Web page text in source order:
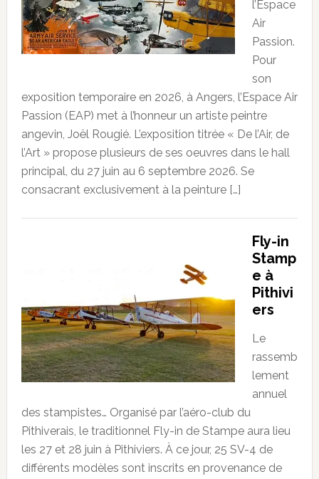
l’Espace
Air
Passion.
Pour
son
exposition temporaire en 2026, à Angers, l’Espace Air
Passion (EAP) met à l’honneur un artiste peintre
angevin, Joël Rougié. L’exposition titrée « De l’Air, de
l’Art » propose plusieurs de ses oeuvres dans le hall
principal, du 27 juin au 6 septembre 2026. Se
consacrant exclusivement à la peinture […]
Fly-in
Stamp
e à
Pithivi
ers
Le
rassemb
lement
annuel
des stampistes… Organisé par l’aéro-club du
Pithiverais, le traditionnel Fly-in de Stampe aura lieu
les 27 et 28 juin à Pithiviers. À ce jour, 25 SV-4 de
différents modèles sont inscrits en provenance de